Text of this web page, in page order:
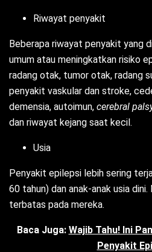
Riwayat penyakit
Beberapa riwayat penyakit yang
umum atau meningkatkan risiko
radang otak, tumor otak, radang
penyakit vaskular dan stroke,
demensia, autoimun, cerebral
dan riwayat kejang saat kecil.
Usia
Penyakit epilepsi lebih sering
60 tahun) dan anak-anak usia
terbatas pada mereka.
Baca Juga: Wajib Tahu! Ini
Penyakit